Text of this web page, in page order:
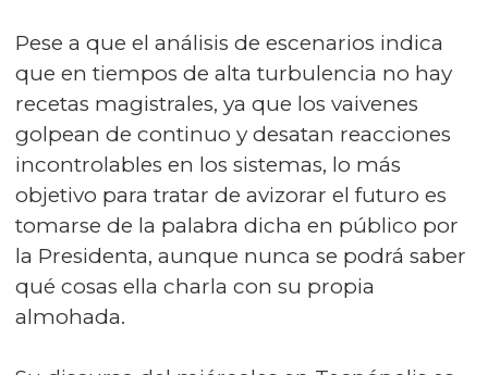
Pese a que el análisis de escenarios indica
que en tiempos de alta turbulencia no hay
recetas magistrales, ya que los vaivenes
golpean de continuo y desatan reacciones
incontrolables en los sistemas, lo más
objetivo para tratar de avizorar el futuro es
tomarse de la palabra dicha en público por
la Presidenta, aunque nunca se podrá saber
qué cosas ella charla con su propia
almohada.